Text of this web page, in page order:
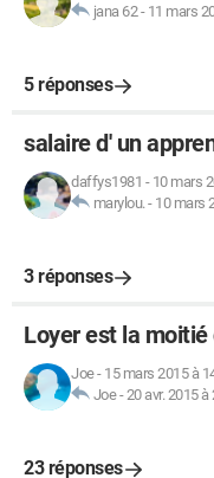
jana 62- 11 mars
5 réponses
salaire d' un
daffys1981 - 10 mars
marylou.- 10 mars
3 réponses
Loyer est la
Joe- 15 mars 2015 à
Joe-20 avr. 2015 à
23 réponses